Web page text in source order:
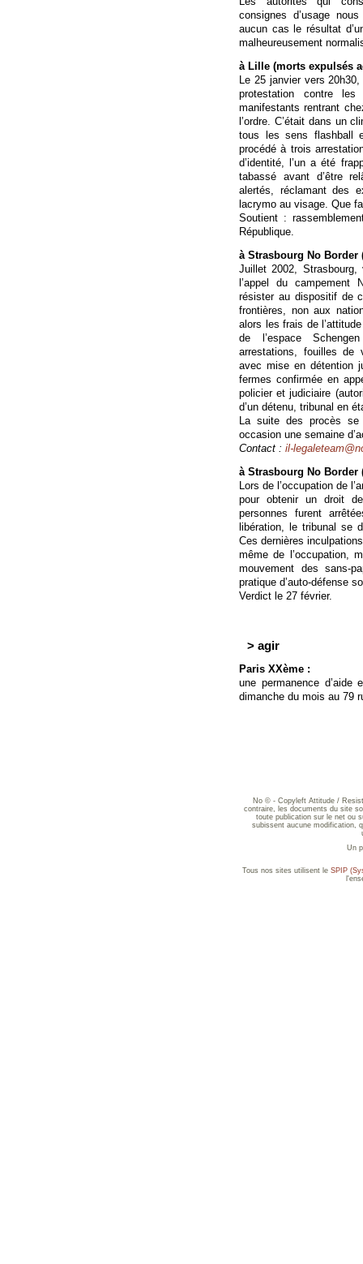
consignes d’usage
aucun cas le résultat
malheureusement
à Lille (morts expulsés
Le 25 janvier vers
protestation contre
manifestants rentrant
l’ordre. C’était dans un
tous les sens flashball
procédé à trois
d’identité, l’un a été
tabassé avant d’être
alertés, réclamant des
lacrymo au visage. Que
Soutient :
République.
à Strasbourg No Border
Juillet 2002,
l’appel du campement
résister au dispositif de
frontières, non aux
alors les frais de
de l’espace
arrestations, fouilles de
avec mise en détention
fermes confirmée en
policier et judiciaire
d’un détenu, tribunal en
La suite des procès
occasion une semaine
Contact : il-
à Strasbourg No Border
Lors de l’occupation de
pour obtenir un droit
personnes furent
libération, le tribunal se
Ces dernières
même de l’occupation,
mouvement des sans-
pratique d’auto-défense
Verdict le 27 février.
> agir
Paris XXème :
une permanence
dimanche du mois au 79
No © - Copyleft Attitude /
contraire, les documents du site
toute publication sur le net ou
subissent aucune modification,
Un
Tous nos sites utilisent le SPIP